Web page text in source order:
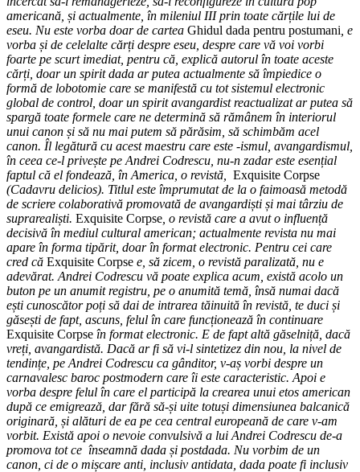
americană, și actualmente, în mileniul III prin toate cărțile lui de
eseu. Nu este vorba doar de cartea Ghidul dada pentru postumani , e
vorba și de celelalte cărți despre eseu, despre care vă voi vorbi
foarte pe scurt imediat, pentru că, explică autorul în toate aceste
cărți, doar un spirit dada ar putea actualmente să împiedice o
formă de lobotomie care se manifestă cu tot sistemul electronic
global de control, doar un spirit avangardist reactualizat ar putea să
spargă toate formele care ne determină să rămânem în interiorul
unui canon și să nu mai putem să părăsim, să schimbăm acel
canon. Îl legătură cu acest maestru care este -ismul, avangardismul,
în ceea ce-l privește pe Andrei Codrescu, nu-n zadar este esențial
faptul că el fondează, în America, o revistă, Exquisite Corpse
(Cadavru delicios). Titlul este împrumutat de la o faimoasă metodă
de scriere colaborativă promovată de avangardiști și mai târziu de
suprarealiști. Exquisite Corpse , o revistă care a avut o influență
decisivă în mediul cultural american; actualmente revista nu mai
apare în forma tipărit, doar în format electronic. Pentru cei care
cred că Exquisite Corpse e, să zicem, o revistă paralizată, nu e
adevărat. Andrei Codrescu vă poate explica acum, există acolo un
buton pe un anumit registru, pe o anumită temă, însă numai dacă
ești cunoscător poți să dai de intrarea tăinuită în revistă, te duci și
găsești de fapt, ascuns, felul în care funcționează în continuare
Exquisite Corpse în format electronic. E de fapt altă găselniță, dacă
vreți, avangardistă. Dacă ar fi să vi-l sintetizez din nou, la nivel de
tendințe, pe Andrei Codrescu ca gânditor, v-aș vorbi despre un
carnavalesc baroc postmodern care îi este caracteristic. Apoi e
vorba despre felul în care el participă la crearea unui etos american
după ce emigrează, dar fără să-și uite totuși dimensiunea balcanică
originară, și alături de ea pe cea central europeană de care v-am
vorbit. Există apoi o nevoie convulsivă a lui Andrei Codrescu de-a
promova tot ce înseamnă dada și postdada. Nu vorbim de un
canon, ci de o mișcare anti, inclusiv antidata, dada poate fi inclusiv